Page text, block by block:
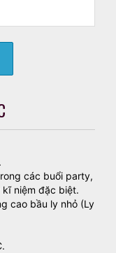
các buổi party,
niệm đặc biệt.
cao bầu ly nhỏ (Ly